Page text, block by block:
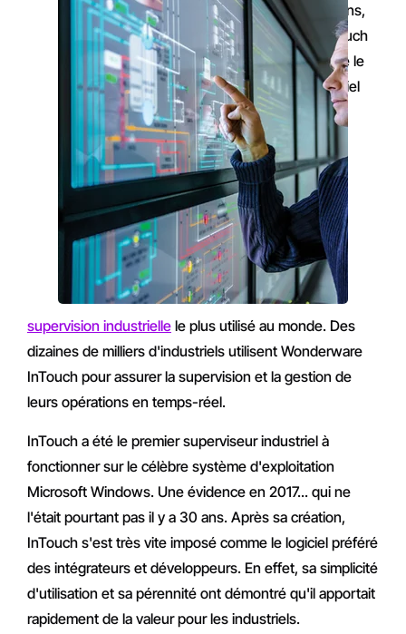
30 ans,
InTouch
reste le
logiciel
de
supervision industrielle le plus utilisé au monde. Des
dizaines de milliers d'industriels utilisent Wonderware
InTouch pour assurer la supervision et la gestion de
leurs opérations en temps-réel.
InTouch a été le premier superviseur industriel à
fonctionner sur le célèbre système d'exploitation
Microsoft Windows. Une évidence en 2017... qui ne
l'était pourtant pas il y a 30 ans. Après sa création,
InTouch s'est très vite imposé comme le logiciel préféré
des intégrateurs et développeurs. En effet, sa simplicité
d'utilisation et sa pérennité ont démontré qu'il apportait
rapidement de la valeur pour les industriels.